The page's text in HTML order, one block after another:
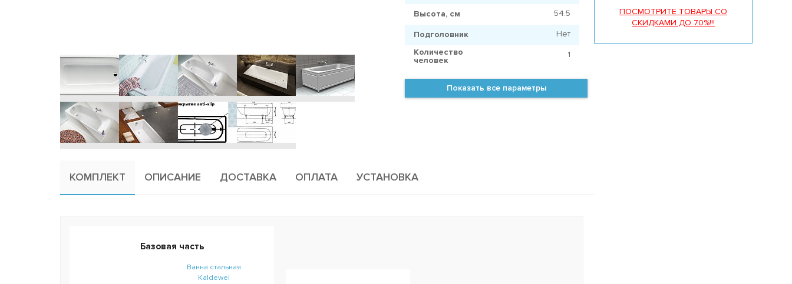
ПОСМОТРИТЕ ТОВАРЫ СО
СКИДКАМИ ДО 70%!!!
Высота, см 54.5
Подголовник
Нет
Количество
человек
1
Показать все параметры
КОМПЛЕКТ ОПИСАНИЕ ДОСТАВКА ОПЛАТА УСТАНОВКА
Базовая часть
Ванна стальная
Kaldewei